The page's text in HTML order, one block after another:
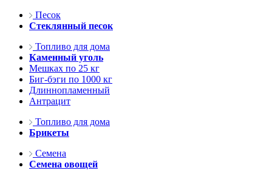
Песок
Стеклянный песок
Топливо для дома
Каменный уголь
Мешках по 25 кг
Биг-бэги по 1000 кг
Длиннопламенный
Антрацит
Топливо для дома
Брикеты
Семена
Семена овощей